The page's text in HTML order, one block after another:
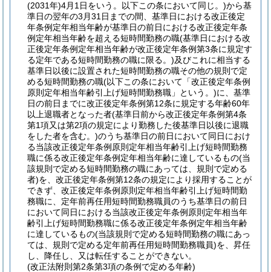
(2031年)4月1日をいう。以下この条において同じ。)から基
準日の翌年の3月31日までの間、基準日における改正後定
年条例定年相当年齢が基準日の前日における改正後定年条
例定年相当年齢を超える短時間勤務の職(基準日における改
正後定年条例定年相当年齢が改正後定年条例第3条に規定す
る定年である短時間勤務の職に限る。)及びこれに相当する
基準日以後に設置された短時間勤務の職その他の規則で定
める短時間勤務の職(以下この条において「改正後定年条例
原則定年相当年齢引上げ短時間勤務職」という。)に、基準
日の前日までに改正後定年条例第12条に規定する年齢60年
以上退職者となった者(基準日前から改正後定年条例第4条
第1項又は第2項の規定により勤務した後基準日以後に退職
をした者を含む。)のうち基準日の前日において同日におけ
る当該改正後定年条例原則定年相当年齢引上げ短時間勤務
職に係る改正後定年条例定年相当年齢に達しているもの(当
該規則で定める短時間勤務の職にあっては、規則で定める
者)を、改正後定年条例第12条の規定により採用することが
できず、改正後定年条例原則定年相当年齢引上げ短時間勤
務職に、定年前再任用短時間勤務職員のうち基準日の前日
において同日における当該改正後定年条例原則定年相当年
齢引上げ短時間勤務職に係る改正後定年条例定年相当年齢
に達しているもの(当該規則で定める短時間勤務の職にあっ
ては、規則で定める定年前再任用短時間勤務職員)を、昇任
し、降任し、又は転任することができない。
(改正法附則第2条第3項の条例で定める年齢)